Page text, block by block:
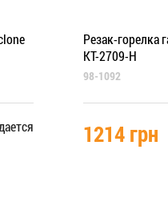
Резак-горелка
KT-2709-H
98-1092
1214 грн